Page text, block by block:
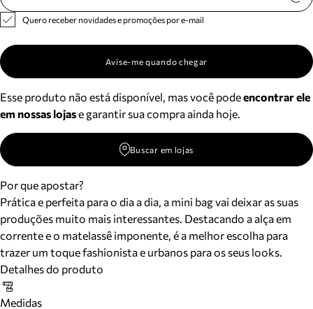
Quero receber novidades e promoções por e-mail
Avise-me quando chegar
Esse produto não está disponível, mas você podeencontrar ele
em nossas lojase garantir sua compra ainda hoje.
Buscar em lojas
Por que apostar?
Prática e perfeita para o dia a dia, a mini bag vai deixar as suas
produções muito mais interessantes. Destacando a alça em
corrente e o matelassê imponente, é a melhor escolha para
trazer um toque fashionista e urbanos para os seus looks.
Detalhes do produto
Medidas